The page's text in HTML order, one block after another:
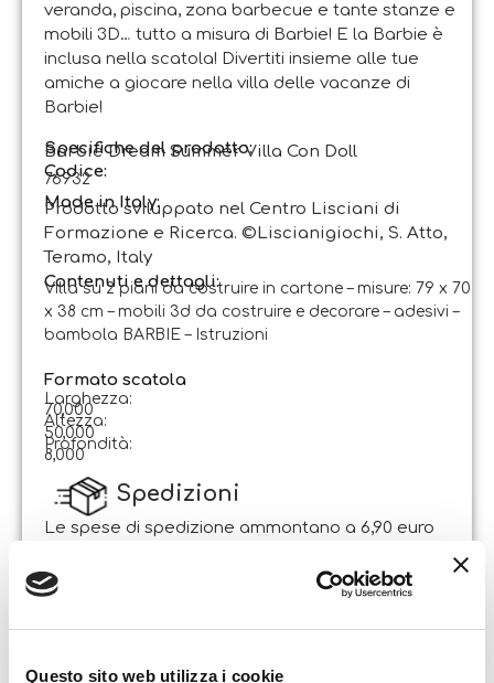
Questo sito web utilizza i cookie
veranda, piscina, zona barbecue e tante stanze e
mobili 3D… tutto a misura di Barbie! E la Barbie è
inclusa nella scatola! Divertiti insieme alle tue
amiche a giocare nella villa delle vacanze di
Barbie!
Specifiche del prodotto:
Barbie Dream Summer Villa Con Doll
Codice:
76932
Made in Italy:
Prodotto sviluppato nel Centro Lisciani di
Formazione e Ricerca. ©Liscianigiochi, S. Atto,
Teramo, Italy
Contenuti e dettagli:
Villa su 2 piani da costruire in cartone – misure: 79 x 70
x 38 cm – mobili 3d da costruire e decorare – adesivi –
bambola BARBIE – Istruzioni
Formato scatola
Larghezza:
70,000
Altezza:
50,000
Profondità:
8,000
Spedizioni
Le spese di spedizione ammontano a 6,90 euro
spedizione è gratuita per ordini di importo
superiore.
dalla data di ricezione dell’ordine. Sabato e